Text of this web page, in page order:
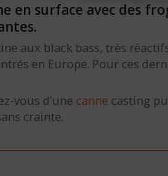
en surface avec des
aux black bass, très
en Europe. Pour ces
vous d’une canne casting
crainte.